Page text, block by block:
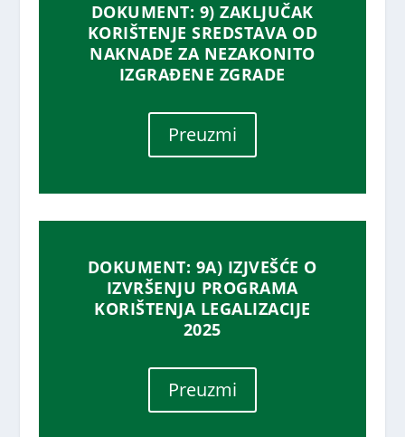
DOKUMENT: 9) ZAKLJUČAK
KORIŠTENJE SREDSTAVA OD
NAKNADE ZA NEZAKONITO
IZGRAĐENE ZGRADE
Preuzmi
DOKUMENT: 9A) IZJVEŠĆE O
IZVRŠENJU PROGRAMA
KORIŠTENJA LEGALIZACIJE
2025
Preuzmi